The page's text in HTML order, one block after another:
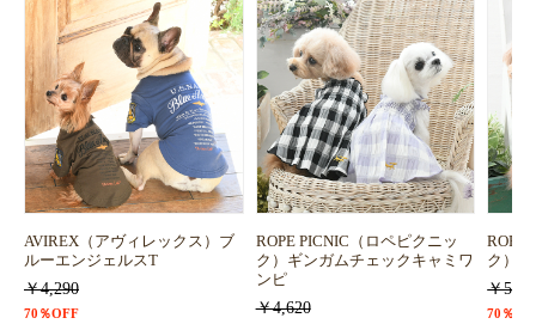
AVIREX（アヴィレックス）ブ
ルーエンジェルスT
￥4,290
70％OFF
ROPE PICNIC（ロペピクニッ
ク）ギンガムチェックキャミワ
ンピ
￥4,620
ROPE
ク）
￥
70％